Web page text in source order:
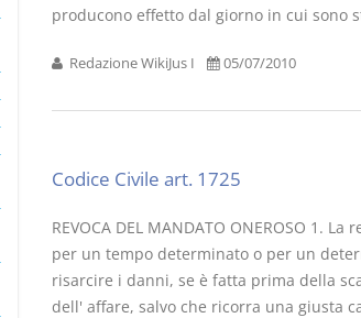
producono effetto dal giorno in cui sono
Redazione WikiJus I 05/07/2010
Codice Civile art. 1725
REVOCA DEL MANDATO ONEROSO 1.
per un tempo determinato o per un
risarcire i danni, se è fatta prima della
dell' affare, salvo che ricorra una giusta